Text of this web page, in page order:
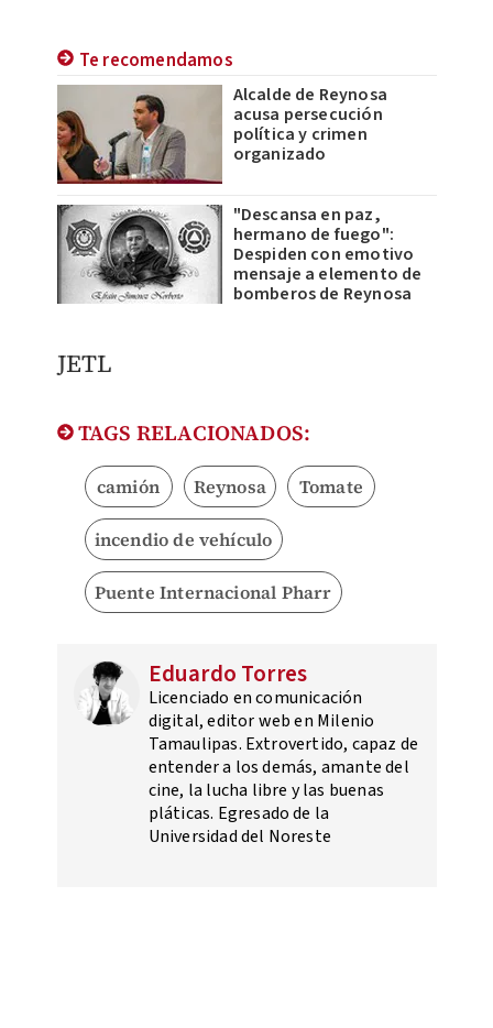
Te recomendamos
Alcalde de Reynosa
acusa persecución
política y crimen
organizado
"Descansa en paz,
hermano de fuego":
Despiden con emotivo
mensaje a elemento de
bomberos de Reynosa
JETL
TAGS RELACIONADOS:
camión Reynosa Tomate
incendio de vehículo
Puente Internacional Pharr
Eduardo Torres
Licenciado en comunicación
digital, editor web en Milenio
Tamaulipas. Extrovertido, capaz de
entender a los demás, amante del
cine, la lucha libre y las buenas
pláticas. Egresado de la
Universidad del Noreste